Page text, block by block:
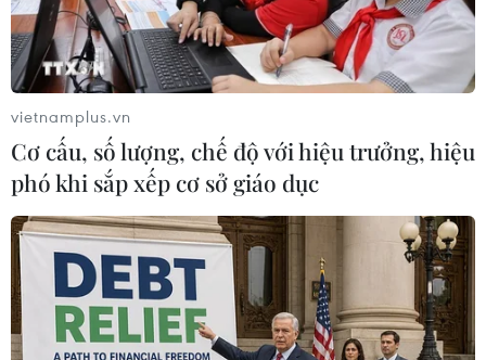
Lực lượng công binh làm công tác kiểm tra trang thiết bị máy
vietnamplus.vn
Cơ cấu, số lượng, chế độ với hiệu trưởng, hiệu
phó khi sắp xếp cơ sở giáo dục